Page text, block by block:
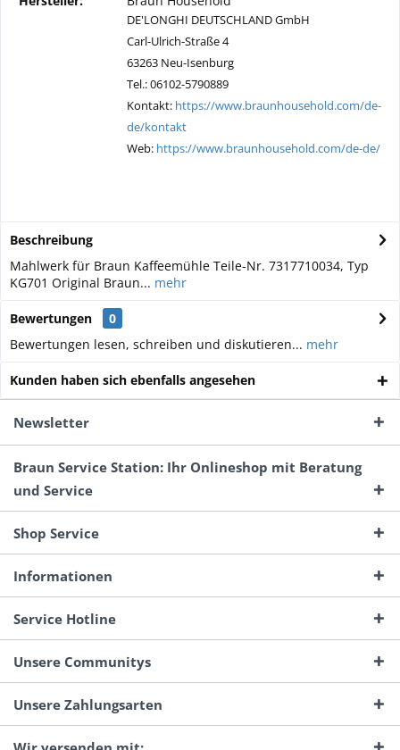
DE'LONGHI DEUTSCHLAND GmbH
Carl-Ulrich-Straße 4
63263 Neu-Isenburg
Tel.: 06102-5790889
Kontakt: https://www.braunhousehold.com/de-
de/kontakt
Web: https://www.braunhousehold.com/de-de/
Beschreibung
Mahlwerk für Braun Kaffeemühle Teile-Nr. 7317710034, Typ
KG701 Original Braun... mehr
Bewertungen
0
Bewertungen lesen, schreiben und diskutieren... mehr
Kunden haben sich ebenfalls angesehen
Newsletter
Braun Service Station: Ihr Onlineshop mit Beratung
und Service
Shop Service
Informationen
Service Hotline
Unsere Communitys
Unsere Zahlungsarten